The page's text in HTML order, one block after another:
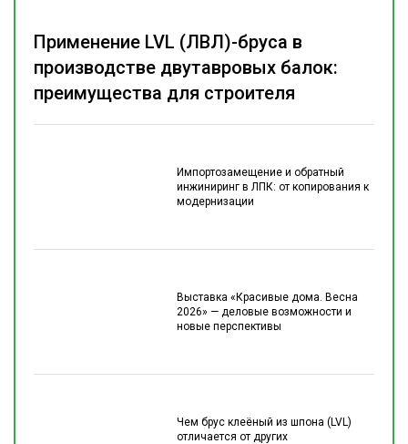
Импортозамещение и обратный
инжиниринг в ЛПК: от копирования к
модернизации
Выставка «Красивые дома. Весна
2026» — деловые возможности и
новые перспективы
Чем брус клеёный из шпона (LVL)
отличается от других
Применение LVL (ЛВЛ)-бруса в
производстве двутавровых балок:
преимущества для строителя